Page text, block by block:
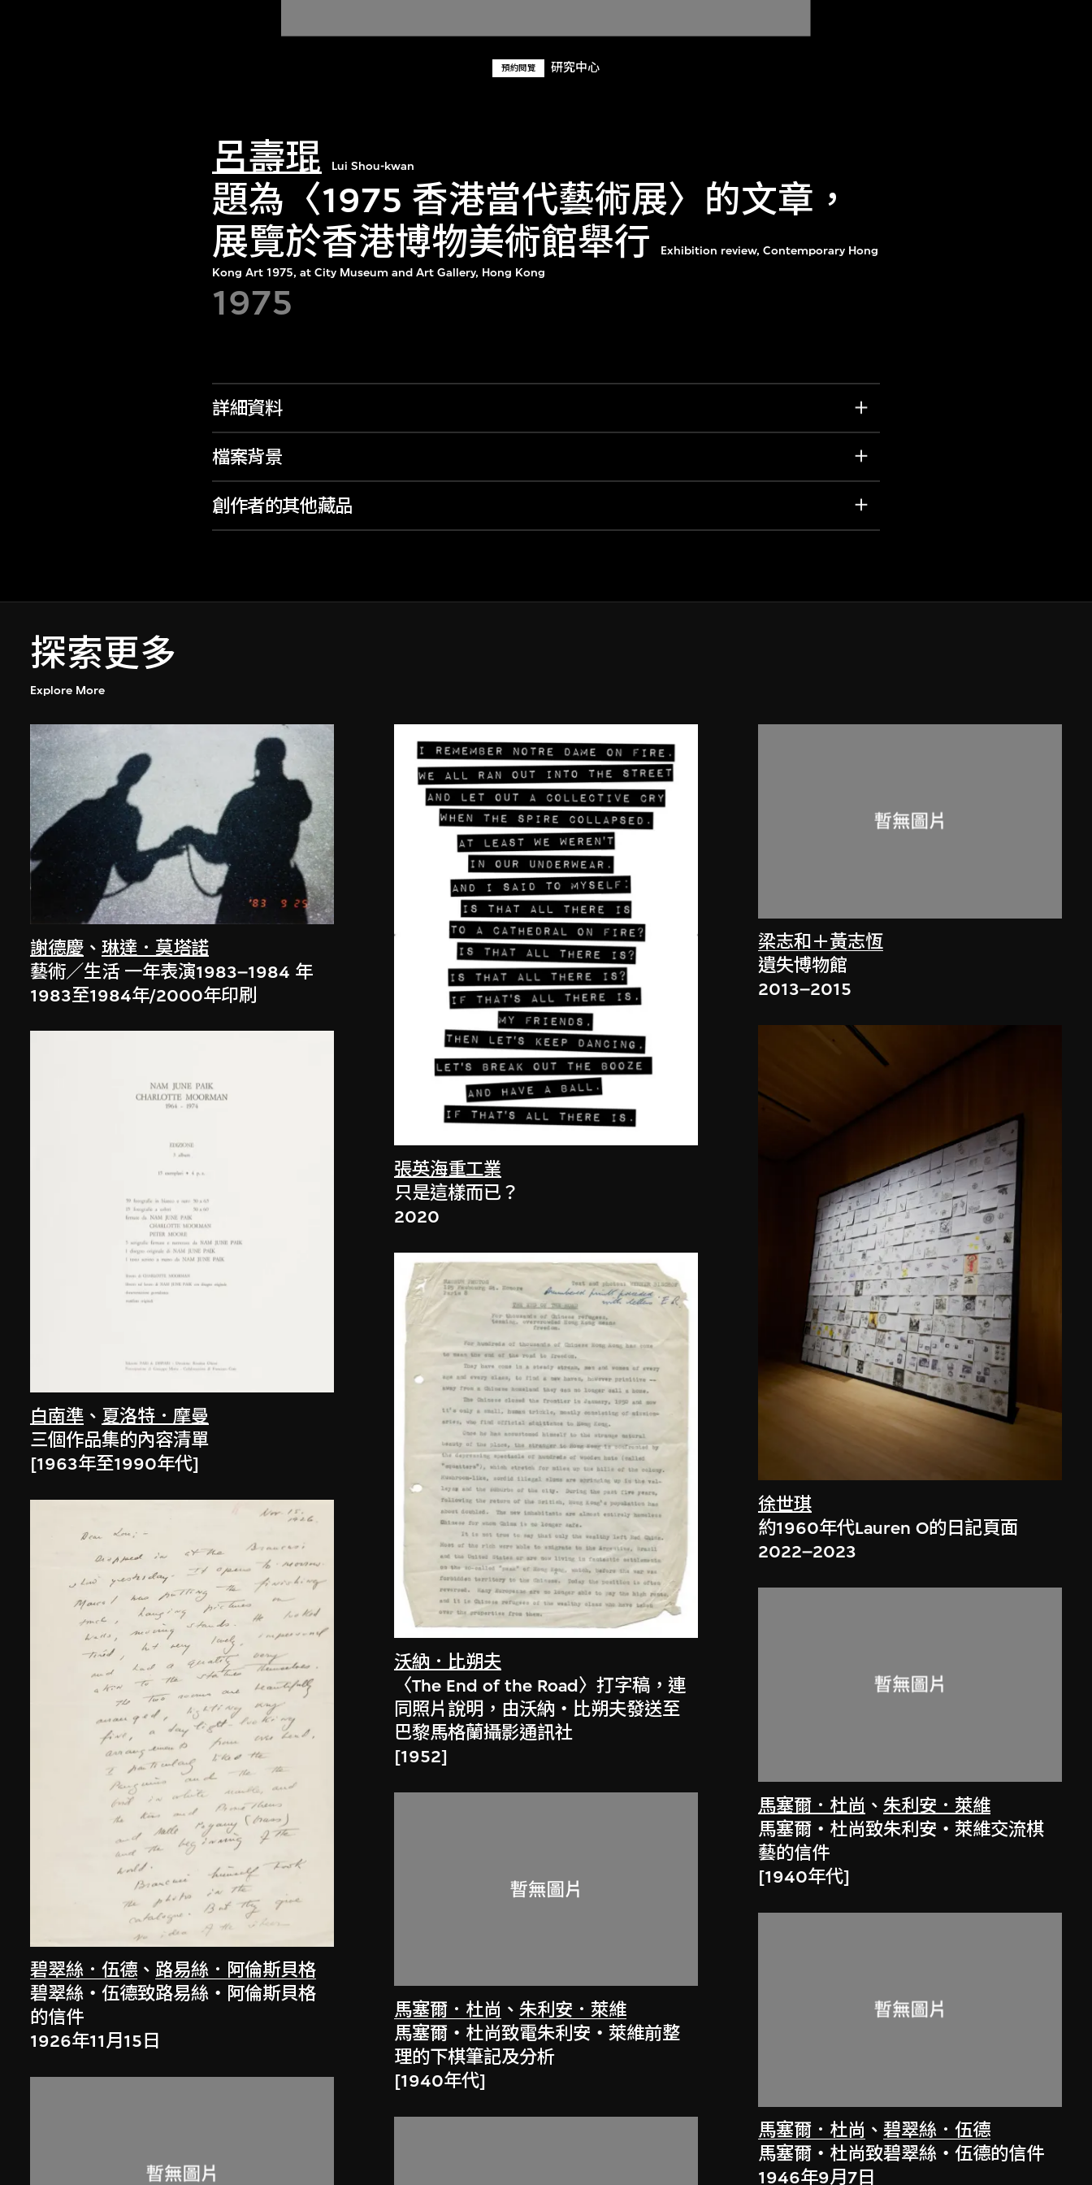
預約閱覽 研究中心
呂壽琨 Lui Shou-kwan
題為〈1975 香港當代藝術展〉的文章，
展覽於香港博物美術館舉行
Exhibition review, Contemporary Hong
Kong Art 1975, at City Museum and Art Gallery, Hong Kong
1975
詳細資料
檔案背景
創作者的其他藏品
探索更多
Explore More
謝德慶 、琳達．莫塔諾
藝術／生活 一年表演1983–1984 年
1983至1984年/2000年印刷
白南準 、 夏洛特．摩曼
三個作品集的內容清單
[1963年至1990年代]
碧翠絲．伍德 、 路易絲．阿倫斯貝格
碧翠絲‧伍德致路易絲‧阿倫斯貝格
的信件
1926年11月15日
張英海重工業
只是這樣而已？
2020
沃納．比朔夫
〈The End of the Road〉打字稿，連
同照片說明，由沃納‧比朔夫發送至
巴黎馬格蘭攝影通訊社
[1952]
馬塞爾．杜尚 、朱利安．萊維
馬塞爾‧杜尚致電朱利安‧萊維前整
理的下棋筆記及分析
[1940年代]
梁志和＋黃志恆
遺失博物館
2013–2015
徐世琪
約1960年代Lauren O的日記頁面
2022–2023
馬塞爾．杜尚 、朱利安．萊維
馬塞爾‧杜尚致朱利安‧萊維交流棋
藝的信件
[1940年代]
馬塞爾．杜尚 、碧翠絲．伍德
馬塞爾‧杜尚致碧翠絲‧伍德的信件
1946年9月7日